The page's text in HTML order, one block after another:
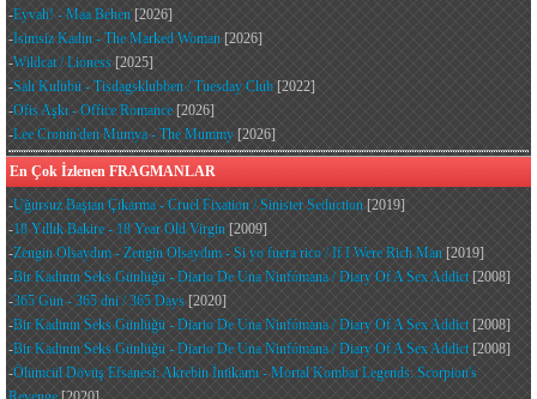
-Eyvah! - Maa Behen [2026]
-İsimsiz Kadın - The Marked Woman [2026]
-Wildcat / Lioness [2025]
-Salı Kulübü - Tisdagsklubben / Tuesday Club [2022]
-Ofis Aşkı - Office Romance [2026]
-Lee Cronin'den Mumya - The Mummy [2026]
En Çok İzlenen FRAGMANLAR
-Uğursuz Baştan Çıkarma - Cruel Fixation / Sinister Seduction [2019]
-18 Yıllık Bakire - 18 Year Old Virgin [2009]
-Zengin Olsaydım - Zengin Olsaydım - Si yo fuera rico / If I Were Rich Man [2019]
-Bir Kadının Seks Günlüğü - Diario De Una Ninfómana / Diary Of A Sex Addict[2008]
-365 Gün - 365 dni / 365 Days [2020]
-Bir Kadının Seks Günlüğü - Diario De Una Ninfómana / Diary Of A Sex Addict[2008]
-Bir Kadının Seks Günlüğü - Diario De Una Ninfómana / Diary Of A Sex Addict[2008]
-Ölümcül Dövüş Efsanesi: Akrebin İntikamı - Mortal Kombat Legends: Scorpion's